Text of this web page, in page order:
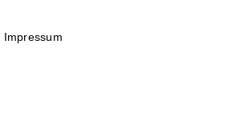
Impressum